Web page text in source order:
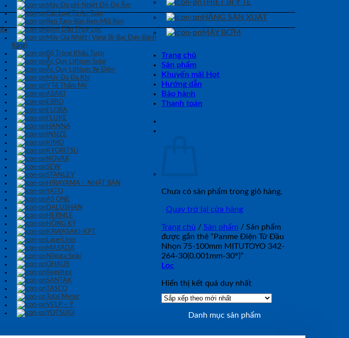
Máy Đo pH-Nhiệt Độ-Độ Ẩm
Các Loại Tủ An Toàn
Ren Taro-Bàn Ren-Mũi Ren
Bơm Dầu Thuỷ Lực
Máy Gia Nhiệt ( Vòng Bi-Bạc Đạn-Bánh
Răng)
Bộ Tròng Khẩu Tuýp
Ắc Quy Lithium Solar
Ắc Quy Lithium Xe Điện
Máy Đo Đa Khí
THIẾT BỊ Y TẾ
Y Tế Thẩm Mỹ
HÃNG SẢN XUẤT
ASAKI
EBRO
ELORA
FLUKE
HANNA
INSIZE
KIMO
KYORITSU
NOVAX
SEW
STANLEY
HIRAYAMA – NHẬT BẢN
YATO
AS ONE
DALUSHAN
HERMLE
HỒNG KÝ
KAWASAKI-KPT
LaserLiner
MASADA
Niigata Seiki
OHAUS
Regeltex
SANTAK
TASCO
Total Meter
VELP – Ý
YOTSUGI
MÁY BƠM
Trang chủ
Sản phẩm
Khuyến mãi Hot
Hướng dẫn
Bảo hành
Thanh toán
Chưa có sản phẩm trong giỏ hàng.
Quay trở lại cửa hàng
Trang chủ / Sản phẩm / Sản phẩm
được gắn thẻ “Panme Điện Tử Đầu
Nhọn 75-100mm MITUTOYO 342-
264-30(0.001mm-30°)”
Lọc
Hiển thị kết quả duy nhất
Danh mục sản phẩm